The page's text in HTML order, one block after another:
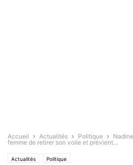
Accueil Actualités Politique
femme de retirer son voile et prévient...
Actualités Politique